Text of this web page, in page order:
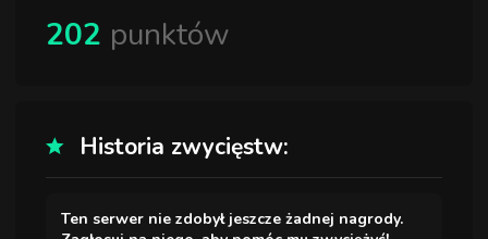
202 punktów
Historia zwycięstw:
Ten serwer nie zdobył jeszcze żadnej nagrody.